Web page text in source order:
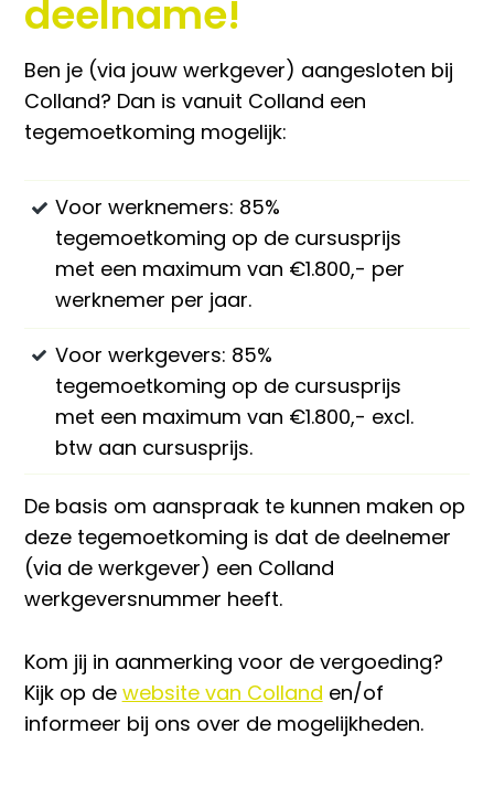
Telefoon:
+31-(0)6 2049 8879
Contact
deelname!
Ben je (via jouw werkgever) aangesloten bij
Colland? Dan is vanuit Colland een
tegemoetkoming mogelijk:
Voor werknemers: 85%
tegemoetkoming op de cursusprijs
met een maximum van €1.800,- per
werknemer per jaar.
Voor werkgevers: 85%
tegemoetkoming op de cursusprijs
met een maximum van €1.800,- excl.
btw aan cursusprijs.
De basis om aanspraak te kunnen maken op
deze tegemoetkoming is dat de deelnemer
(via de werkgever) een Colland
werkgeversnummer heeft.
Kom jij in aanmerking voor de vergoeding?
Kijk op de website van Colland en/of
informeer bij ons over de mogelijkheden.